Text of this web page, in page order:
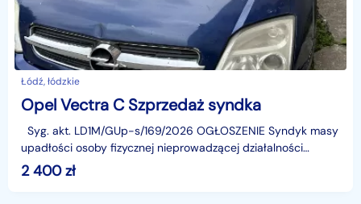
Łódź, łódzkie
Opel Vectra C Szprzedaż syndka
Syg. akt. LD1M/GUp-s/169/2026 OGŁOSZENIE Syndyk masy
upadłości osoby fizycznej nieprowadzącej działalności
gospodarczej sprzeda z wolnej ręki w tryb
2 400zł